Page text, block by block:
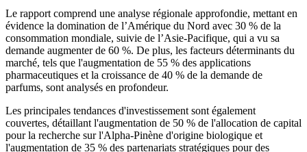
Le rapport comprend une analyse régionale approfondie, mettant en
évidence la domination de l’Amérique du Nord avec 30 % de la
consommation mondiale, suivie de l’Asie-Pacifique, qui a vu sa
demande augmenter de 60 %. De plus, les facteurs déterminants du
marché, tels que l'augmentation de 55 % des applications
pharmaceutiques et la croissance de 40 % de la demande de
parfums, sont analysés en profondeur.
Les principales tendances d'investissement sont également
couvertes, détaillant l'augmentation de 50 % de l'allocation de capital
pour la recherche sur l'Alpha-Pinène d'origine biologique et
l'augmentation de 35 % des partenariats stratégiques pour des